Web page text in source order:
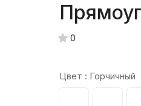
0
Цвет : Горчичный